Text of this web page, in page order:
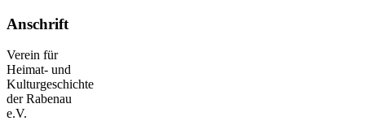
Anschrift
Verein für
Heimat- und
Kulturgeschichte
der Rabenau
e.V.